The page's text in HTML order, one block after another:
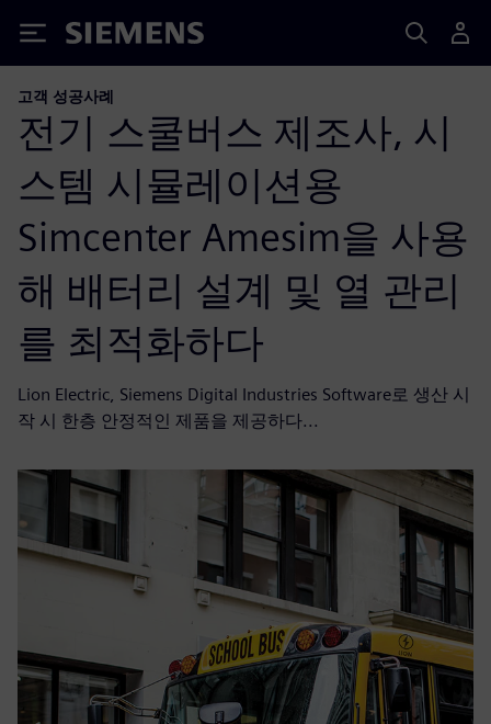
Siemens
고객 성공사례
전기 스쿨버스 제조사, 시
스템 시뮬레이션용
Simcenter Amesim을 사용
해 배터리 설계 및 열 관리
를 최적화하다
Lion Electric, Siemens Digital Industries Software로 생산 시
작 시 한층 안정적인 제품을 제공하다...